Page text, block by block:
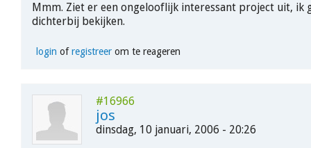
Mmm. Ziet er een ongelooflijk interessant project uit, ik
dichterbij bekijken.
login ofregistreerom te reageren
#16966
jos
dinsdag, 10 januari, 2006 - 20:26